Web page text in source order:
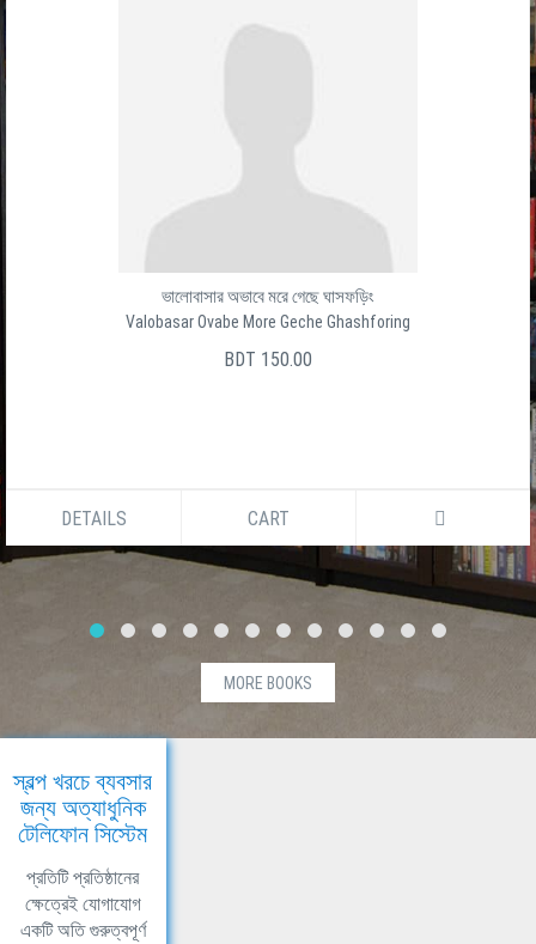
ভালোবাসার অভাবে মরে গেছে ঘাসফড়িং
Valobasar Ovabe More Geche Ghashforing
BDT 150.00
DETAILS CART
MORE BOOKS
স্বল্প খরচে ব্যবসার
জন্য অত্যাধুনিক
টেলিফোন সিস্টেম
প্রতিটি প্রতিষ্ঠানের
ক্ষেত্রেই যোগাযোগ
একটি অতি গুরুত্বপূর্ণ